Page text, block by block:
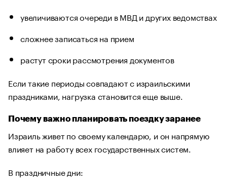
увеличиваются очереди в МВД и других ведомствах
сложнее записаться на прием
растут сроки рассмотрения документов
Если такие периоды совпадают с израильскими
праздниками, нагрузка становится еще выше.
Почему важно планировать поездку заранее
Израиль живет по своему календарю, и он напрямую
влияет на работу всех государственных систем.
В праздничные дни: